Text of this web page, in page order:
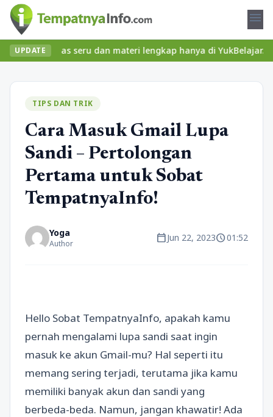
menu
UPDATE
kelas seru dan materi lengkap hanya di YukBelajar.com.
TIPS DAN TRIK
Cara Masuk Gmail Lupa
Sandi – Pertolongan
Pertama untuk Sobat
TempatnyaInfo!
Yoga
Author calendar_todayJun 22, 2023schedule01:52
Hello Sobat TempatnyaInfo, apakah kamu
pernah mengalami lupa sandi saat ingin
masuk ke akun Gmail-mu? Hal seperti itu
memang sering terjadi, terutama jika kamu
memiliki banyak akun dan sandi yang
berbeda-beda. Namun, jangan khawatir! Ada